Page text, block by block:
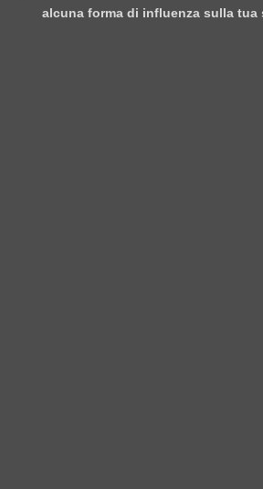
alcuna forma di influenza sulla tua